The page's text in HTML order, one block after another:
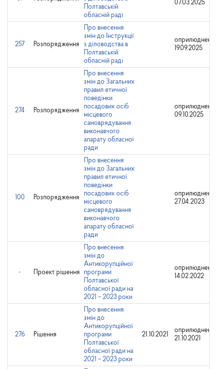
Полтавській
обласній раді
07.03.2025
257 Розпорядження
Про внесення
змін до Інструкції
з діловодства в
Полтавській
обласній раді
оприлюднено:
19.09.2025
274 Розпорядження
Про внесення
змін до Загальних
правил етичної
поведінки
посадових осіб
місцевого
самоврядування
виконавчого
апарату обласної
ради
оприлюднено:
09.10.2025
100 Розпорядження
Про внесення
змін до Загальних
правил етичної
поведінки
посадових осіб
місцевого
самоврядування
виконавчого
апарату обласної
ради
оприлюднено:
27.04.2023
- Проект рішення
Про внесення
змін до
Антикорупційної
програми
Полтавської
обласної ради на
2021 – 2023 роки
оприлюднено:
14.02.2022
276 Рішення
Про внесення
змін до
Антикорупційної
програми
Полтавської
обласної ради на
2021 – 2023 роки
21.10.2021
оприлюднено:
21.10.2021